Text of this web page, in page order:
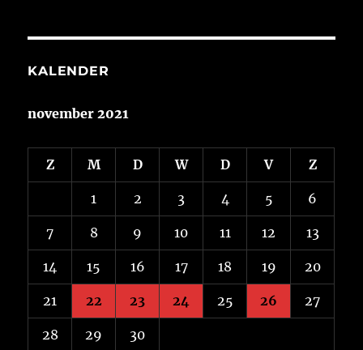
KALENDER
november 2021
Z M D W D V Z
1 2 3 4 5 6
7 8 9 10 11 12 13
14 15 16 17 18 19 20
21 22 23 24 25 26 27
28 29 30